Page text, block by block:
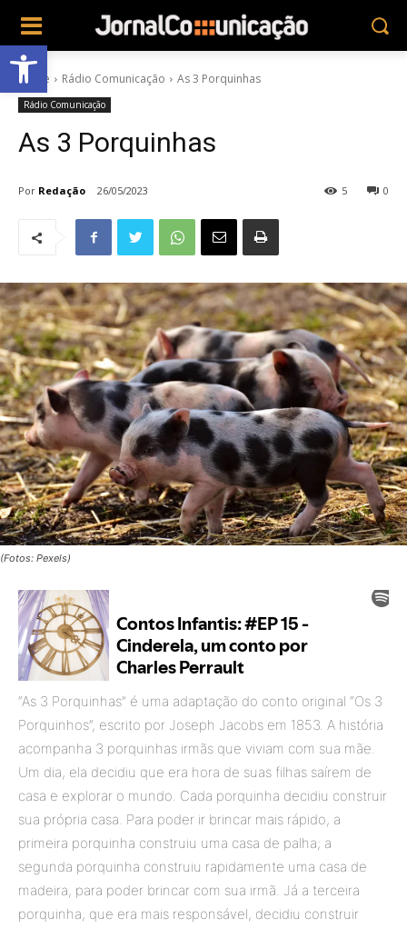
Abrir a barra de ferramentas
Home Rádio Comunicação As 3 Porquinhas
Rádio Comunicação
As 3 Porquinhas
Por Redação 26/05/2023 0
5
(Fotos: Pexels)
“As 3 Porquinhas” é uma adaptação do conto original “Os 3
Porquinhos”, escrito por Joseph Jacobs em 1853. A história
acompanha 3 porquinhas irmãs que viviam com sua mãe.
Um dia, ela decidiu que era hora de suas filhas saírem de
casa e explorar o mundo. Cada porquinha decidiu construir
sua própria casa. Para poder ir brincar mais rápido, a
primeira porquinha construiu uma casa de palha; a
segunda porquinha construiu rapidamente uma casa de
madeira, para poder brincar com sua irmã. Já a terceira
porquinha, que era mais responsável, decidiu construir